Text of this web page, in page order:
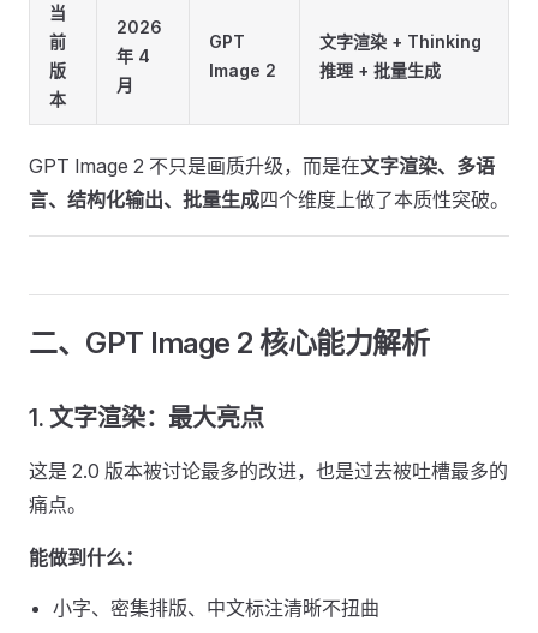
当
前
版
本
2026
年 4
月
GPT
Image 2
文字渲染 + Thinking
推理 + 批量生成
GPT Image 2 不只是画质升级，而是在文字渲染、多语
言、结构化输出、批量生成四个维度上做了本质性突破。
二、GPT Image 2 核心能力解析
1. 文字渲染：最大亮点
这是 2.0 版本被讨论最多的改进，也是过去被吐槽最多的
痛点。
能做到什么：
小字、密集排版、中文标注清晰不扭曲